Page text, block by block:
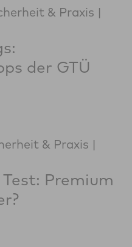
& Praxis
der GTÜ
& Praxis
Premium